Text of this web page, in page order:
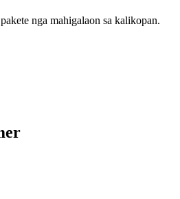
nga mahigalaon sa kalikopan.